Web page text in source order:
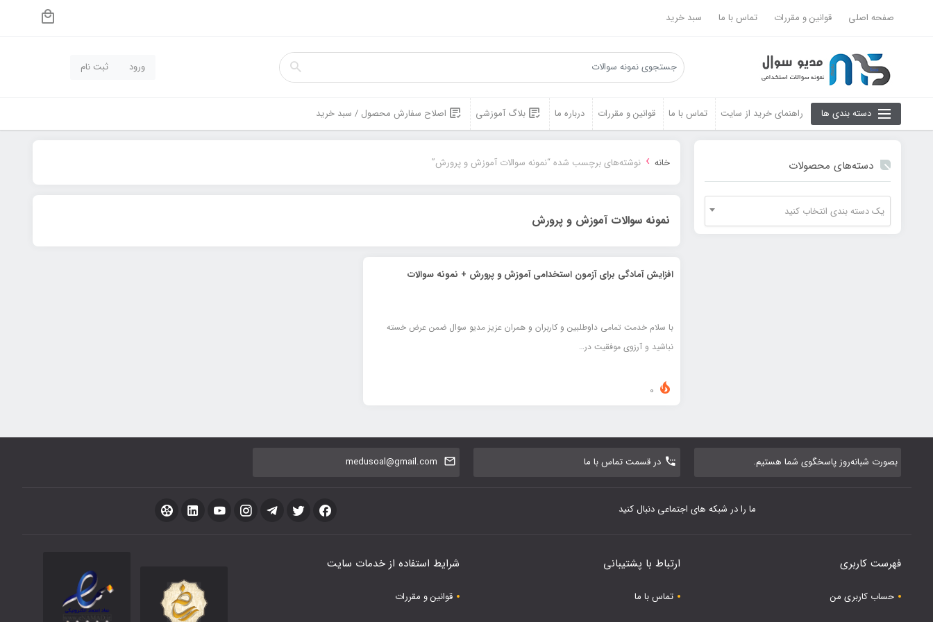
صفحه اصلی قوانین و مقررات تماس با ما سبد خرید
ورود ثبت نام
دسته بندی ها راهنمای خرید از سایت تماس با ما قوانین و مقررات درباره ما بلاگ آموزشی اصلاح سفارش محصول / سبد خرید
دسته‌های محصولات
یک دسته بندی انتخاب کنید
خانه › نوشته‌های برچسب شده “نمونه سوالات آموزش و پرورش”
نمونه سوالات آموزش و پرورش
افزایش آمادگی برای آزمون استخدامی آموزش و پرورش + نمونه سوالات
با سلام خدمت تمامی داوطلبین و کاربران و همران عزیز مدیو سوال ضمن عرض خسته
نباشید و آرزوی موفقیت در…
بصورت شبانه‌روز پاسخگوی شما هستیم. در قسمت تماس با ما medusoal@gmail.com
ما را در شبکه های اجتماعی دنبال کنید
فهرست کاربری
حساب کاربری من
ارتباط با پشتیبانی
تماس با ما
شرایط استفاده از خدمات سایت
قوانین و مقررات